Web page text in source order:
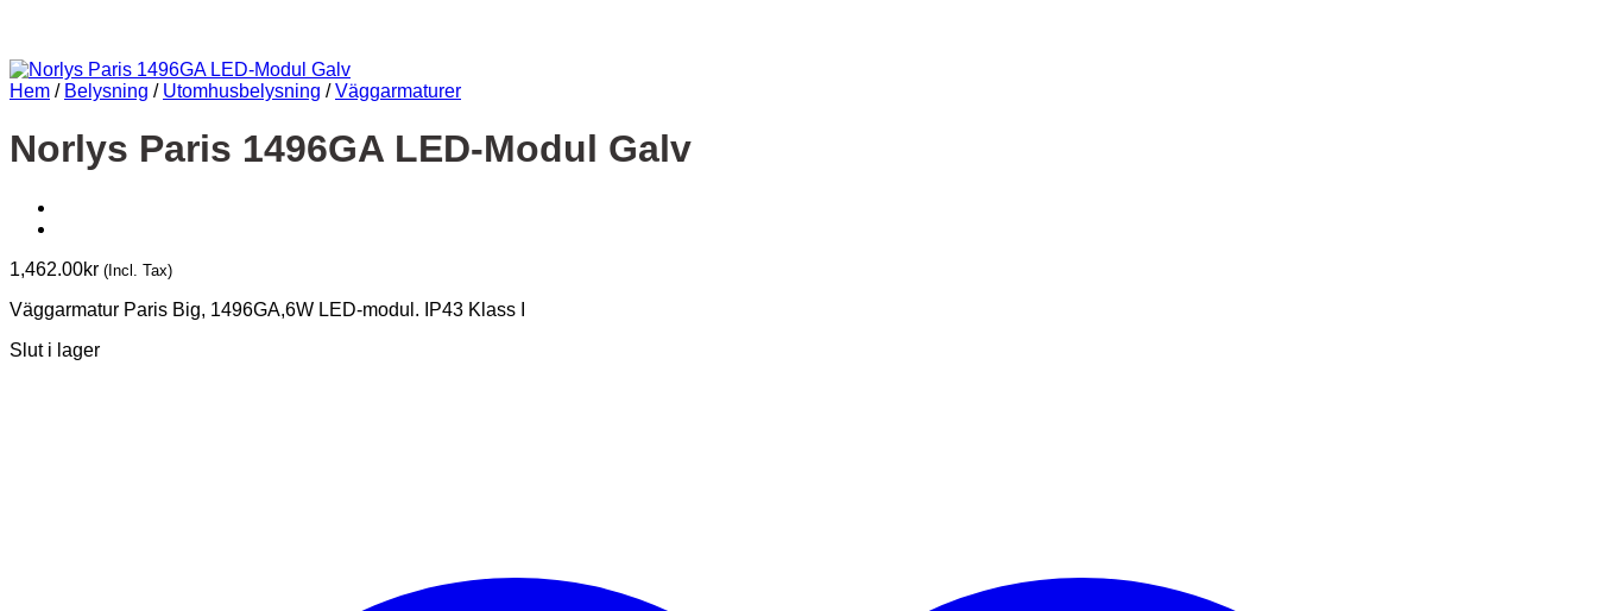
Hem / Belysning / Utomhusbelysning / Väggarmaturer
Norlys Paris 1496GA LED-Modul Galv
1,462.00kr (Incl. Tax)
Väggarmatur Paris Big, 1496GA,6W LED-modul. IP43 Klass I
Slut i lager